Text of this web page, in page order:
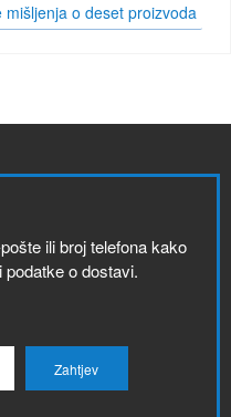
mišljenja o deset proizvoda
ili broj telefona kako
o dostavi.